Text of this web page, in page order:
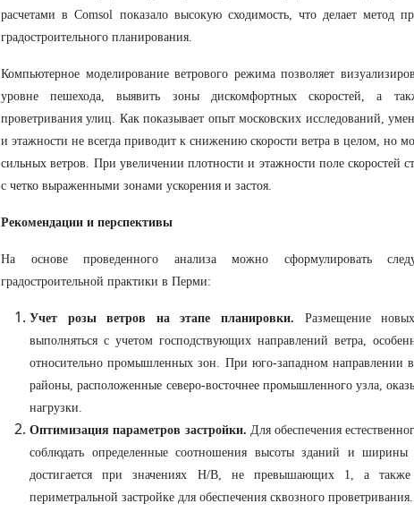
расчетами в Comsol показало высокую сходимость, что делает метод
градостроительного планирования.
Компьютерное моделирование ветрового режима позволяет
уровне пешехода, выявить зоны дискомфортных скоростей, а
проветривания улиц. Как показывает опыт московских исследований,
и этажности не всегда приводит к снижению скорости ветра в целом, но
сильных ветров. При увеличении плотности и этажности поле скоростей
с четко выраженными зонами ускорения и застоя.
Рекомендации и перспективы
На основе проведенного анализа можно сформулировать
градостроительной практики в Перми:
Учет розы ветров на этапе планировки. Размещение
выполняться с учетом господствующих направлений ветра,
относительно промышленных зон. При юго-западном направлении
районы, расположенные северо-восточнее промышленного узла,
нагрузки.
Оптимизация параметров застройки. Для обеспечения
соблюдать определенные соотношения высоты зданий и ширины
достигается при значениях H/B, не превышающих 1, а
периметральной застройке для обеспечения сквозного проветривания.